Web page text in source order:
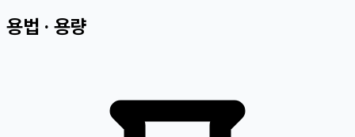
용법 · 용량